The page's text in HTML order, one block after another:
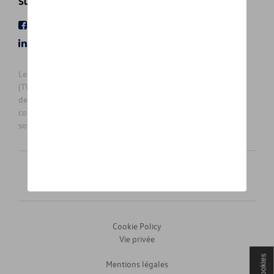
Les prix affichés sur le présent site sont des prix recommandés
(TVAc), hors éventuels frais de montage. Pour connaitre le prix
de vente actuel et les éventuels frais de montage, veuillez
contacter votre concessionnaire/agent. Les prix recommandés
sont sujets à des changements sans préavis.
Mentions légales
Cookie Policy
Vie privée
Cookies